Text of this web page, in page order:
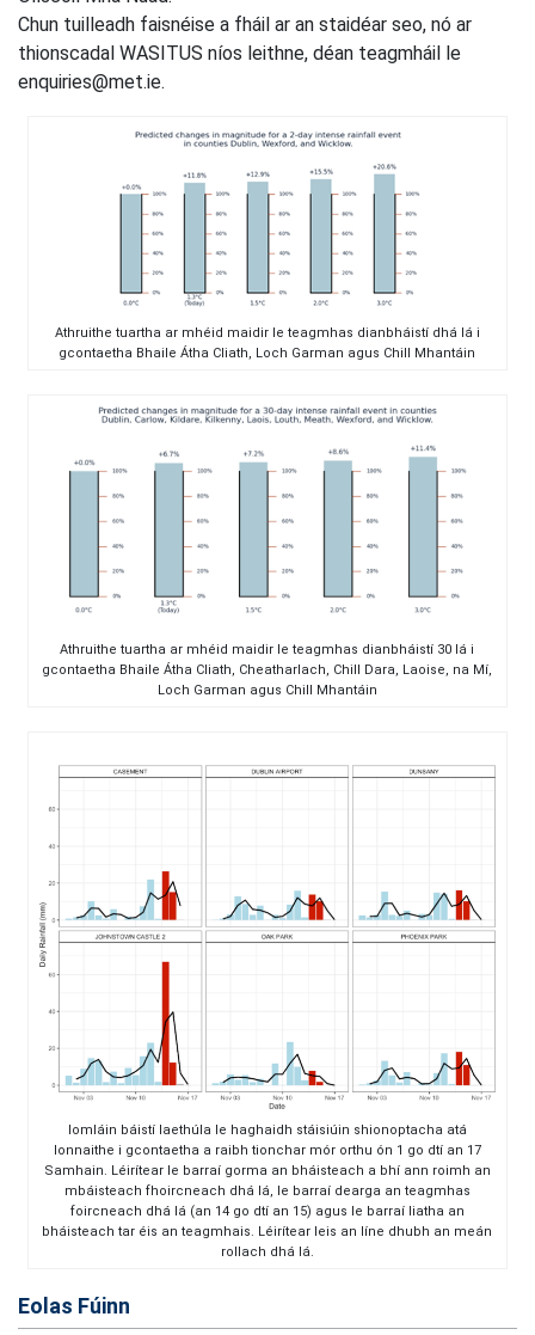
Chun tuilleadh faisnéise a fháil ar an staidéar seo, nó ar
thionscadal WASITUS níos leithne, déan teagmháil le
enquiries@met.ie.
Athruithe tuartha ar mhéid maidir le teagmhas dianbháistí dhá lá i
gcontaetha Bhaile Átha Cliath, Loch Garman agus Chill Mhantáin
Athruithe tuartha ar mhéid maidir le teagmhas dianbháistí 30 lá i
gcontaetha Bhaile Átha Cliath, Cheatharlach, Chill Dara, Laoise, na Mí,
Loch Garman agus Chill Mhantáin
Iomláin báistí laethúla le haghaidh stáisiúin shionoptacha atá
lonnaithe i gcontaetha a raibh tionchar mór orthu ón 1 go dtí an 17
Samhain. Léirítear le barraí gorma an bháisteach a bhí ann roimh an
mbáisteach fhoircneach dhá lá, le barraí dearga an teagmhas
foircneach dhá lá (an 14 go dtí an 15) agus le barraí liatha an
bháisteach tar éis an teagmhais. Léirítear leis an líne dhubh an meán
rollach dhá lá.
Eolas Fúinn